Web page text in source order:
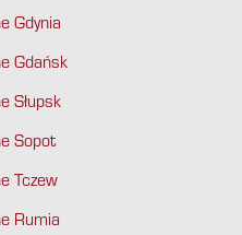
Gdynia
Gdańsk
Słupsk
Sopot
Tczew
Rumia